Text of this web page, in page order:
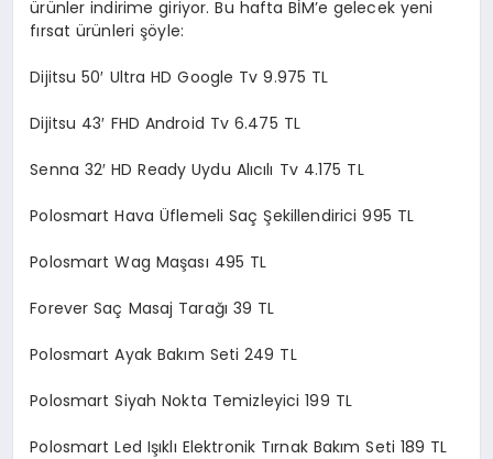
ürünler indirime giriyor. Bu hafta BİM’e gelecek yeni
fırsat ürünleri şöyle:
Dijitsu 50′ Ultra HD Google Tv 9.975 TL
Dijitsu 43′ FHD Android Tv 6.475 TL
Senna 32′ HD Ready Uydu Alıcılı Tv 4.175 TL
Polosmart Hava Üflemeli Saç Şekillendirici 995 TL
Polosmart Wag Maşası 495 TL
Forever Saç Masaj Tarağı 39 TL
Polosmart Ayak Bakım Seti 249 TL
Polosmart Siyah Nokta Temizleyici 199 TL
Polosmart Led Işıklı Elektronik Tırnak Bakım Seti 189 TL